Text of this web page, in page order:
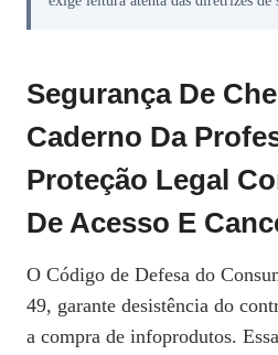
Segurança De
Caderno Da
Proteção Legal
De Acesso E
O Código de Defesa do
49, garante desistência do
a compra de infoprodutos.